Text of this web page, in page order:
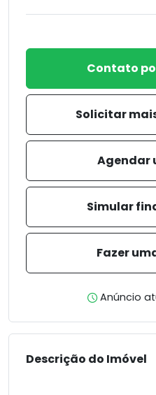
Contato
Solicitar
Agendar
Simular
Fazer
Anúncio
Descrição do Imóvel